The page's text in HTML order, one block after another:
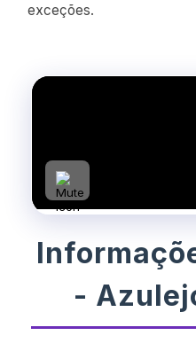
exceções.
-